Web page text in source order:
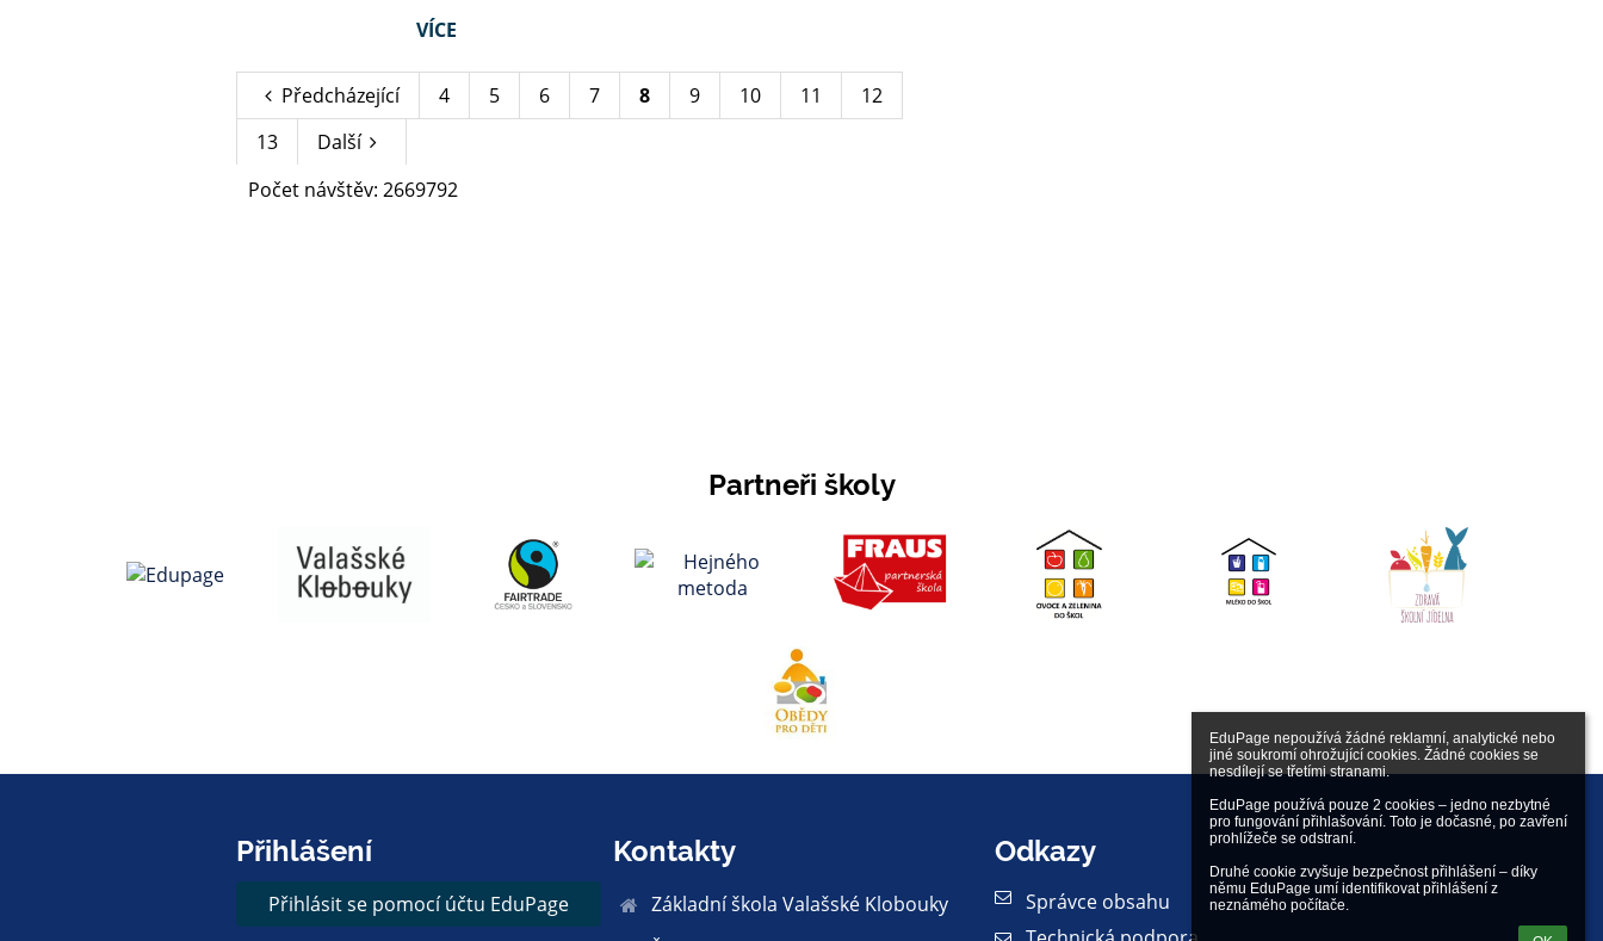
EduPage nepoužívá žádné reklamní, analytické nebo
jiné soukromí ohrožující cookies. Žádné cookies se
nesdílejí se třetími stranami.
EduPage používá pouze 2 cookies – jedno nezbytné
pro fungování přihlašování. Toto je dočasné, po zavření
prohlížeče se odstraní.
Druhé cookie zvyšuje bezpečnost přihlášení – díky
němu EduPage umí identifikovat přihlášení z
neznámého počítače.
VÍCE
Předcházející 4 5 6 7 8 9 10 11
12
13
Další
Počet návštěv: 2669792
Partneři školy
Přihlášení
Přihlásit se pomocí účtu EduPage
Kontakty
Základní škola Valašské Klobouky
Odkazy
Správce obsahu